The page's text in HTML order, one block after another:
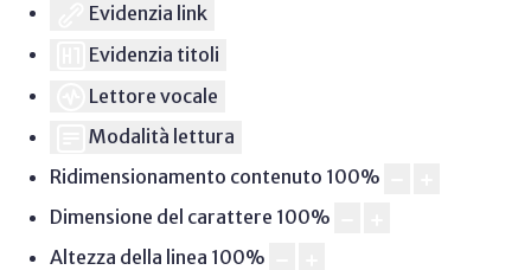
Evidenzia link
Evidenzia titoli
Lettore vocale
Modalità lettura
Ridimensionamento contenuto 100%
Dimensione del carattere 100%
Altezza della linea 100%